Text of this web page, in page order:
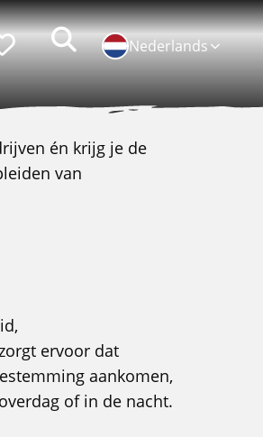
FavorietenZoekenNederlands
én krijg je de
van
ervoor dat
aankomen,
of in de nacht.